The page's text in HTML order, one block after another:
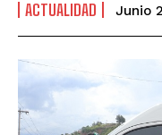
ACTUALIDAD Junio